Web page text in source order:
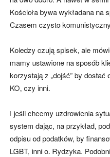
Kościoła bywa wykładana na
Czasem czysto
Koledzy czują spisek, ale
mamy ustawione na sposób
korzystają z „dojść” by
KO, czy inni.
I jeśli chcemy uzdrowienia
system dając, na przykład,
odpisu od podatków, by
LGBT, inni o. Rydzyka.